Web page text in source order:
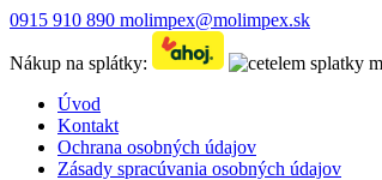
0915 910 890 molimpex@molimpex.sk
Nákup na splátky:
Úvod
Kontakt
Ochrana osobných údajov
Zásady spracúvania osobných údajov